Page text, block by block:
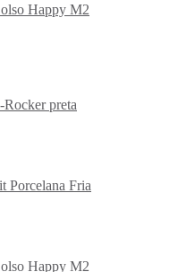
Happy M2
preta
Porcelana Fria
Happy M2